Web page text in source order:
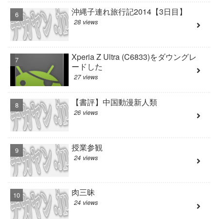
沖縄子連れ旅行記2014【3日目】
28 views
Xperia Z Ultra (C6833)をダウングレ
ードした
27 views
【書評】中国動漫新人類
26 views
授業参観
24 views
肉三昧
24 views